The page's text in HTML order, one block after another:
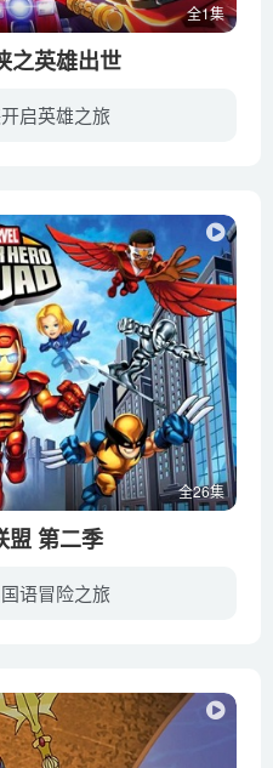
全1集
之英雄出世
启英雄之旅
全26集
盟 第二季
语冒险之旅